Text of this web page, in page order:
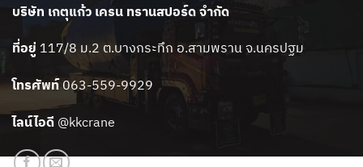
บริษัท เกตุแก้ว เครน ทรานสปอร์ด จำกัด
ที่อยู่ 117/8 ม.2 ต.บางกระทึก อ.สามพราน จ.นครปฐม
โทรศัพท์063-559-9929
ไลน์ไอดี @kkcrane